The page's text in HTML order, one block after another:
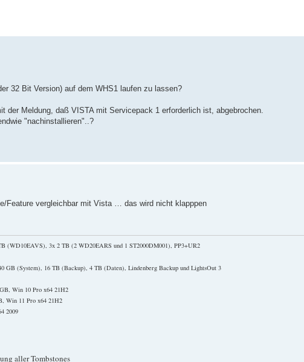
32 Bit Version) auf dem WHS1 laufen zu lassen?
der Meldung, daß VISTA mit Servicepack 1 erforderlich ist, abgebrochen.
"nachinstallieren"..?
Feature vergleichbar mit Vista … das wird nicht klapppen
(WD10EAVS), 3x 2 TB (2 WD20EARS und 1 ST2000DM001), PP3+UR2
GB (System), 16 TB (Backup), 4 TB (Daten), Lindenberg Backup und LightsOut 3
Win 10 Pro x64 21H2
Win 11 Pro x64 21H2
2009
aller Tombstones